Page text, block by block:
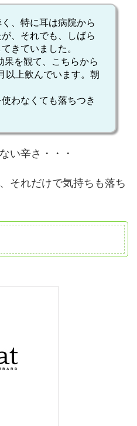
、特に耳は病院から
、それでも、しばら
きていました。
を観て、こちらから
以上飲んでいます。朝
わなくても落ちつき
い辛さ・・・
それだけで気持ちも落ち